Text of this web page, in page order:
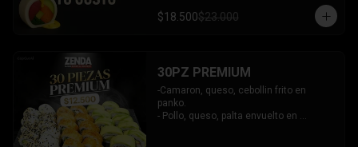
$18.500$23.000
30PZ PREMIUM
-Camaron, queso, cebollin frito en
panko.
- Pollo, queso, palta envuelto en